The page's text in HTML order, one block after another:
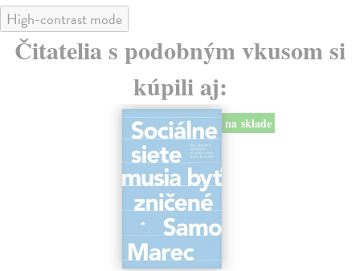
High-contrast mode
Čitatelia s podobným vkusom si
kúpili aj:
na sklade